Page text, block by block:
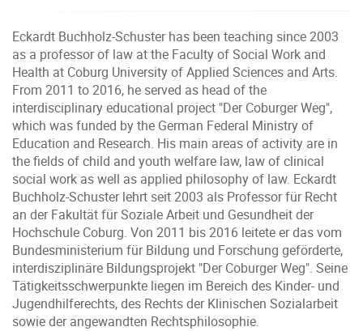
Eckardt Buchholz-Schuster has been teaching since 2003
as a professor of law at the Faculty of Social Work and
Health at Coburg University of Applied Sciences and Arts.
From 2011 to 2016, he served as head of the
interdisciplinary educational project "Der Coburger Weg",
which was funded by the German Federal Ministry of
Education and Research. His main areas of activity are in
the fields of child and youth welfare law, law of clinical
social work as well as applied philosophy of law. Eckardt
Buchholz-Schuster lehrt seit 2003 als Professor für Recht
an der Fakultät für Soziale Arbeit und Gesundheit der
Hochschule Coburg. Von 2011 bis 2016 leitete er das vom
Bundesministerium für Bildung und Forschung geförderte,
interdisziplinäre Bildungsprojekt "Der Coburger Weg". Seine
Tätigkeitsschwerpunkte liegen im Bereich des Kinder- und
Jugendhilferechts, des Rechts der Klinischen Sozialarbeit
sowie der angewandten Rechtsphilosophie.